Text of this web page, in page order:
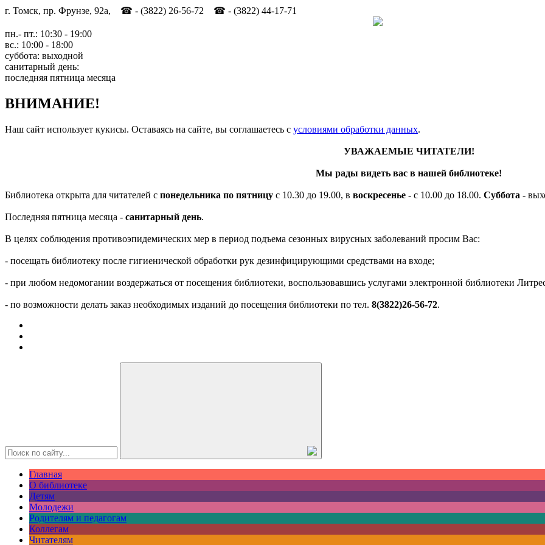
г. Томск, пр. Фрунзе, 92а, ☎ - (3822) 26-56-72 ☎ - (3822) 44-17-71
пн.- пт.: 10:30 - 19:00
вс.: 10:00 - 18:00
суббота: выходной
санитарный день:
последняя пятница месяца
ВНИМАНИЕ!
Наш сайт использует кукисы. Оставаясь на сайте, вы соглашаетесь c условиями обработки данных.
УВАЖАЕМЫЕ ЧИТАТЕЛИ!
Мы рады видеть вас в нашей библиотеке!
Библиотека открыта для читателей с понедельника по пятницу с 10.30 до 19.00, в воскресенье - с 10.00 до 18.00. Суббота -
Последняя пятница месяца - санитарный день.
В целях соблюдения противоэпидемических мер в период подъема сезонных вирусных заболеваний просим Вас:
- посещать библиотеку после гигиенической обработки рук дезинфицирующими средствами на входе;
- при любом недомогании воздержаться от посещения библиотеки, воспользовавшись услугами электронной библиотеки
- по возможности делать заказ необходимых изданий до посещения библиотеки по тел. 8(3822)26-56-72.
Главная
О библиотеке
Детям
Молодежи
Родителям и педагогам
Коллегам
Читателям